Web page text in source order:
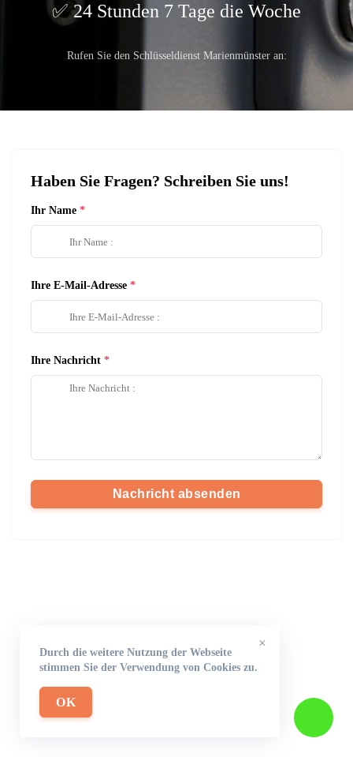
24 Stunden 7 Tage die Woche
Rufen Sie den Schlüsseldienst Marienmünster an:
Haben Sie Fragen? Schreiben Sie uns!
Ihr Name
Ihre E-Mail-Adresse
Ihre Nachricht
Nachricht absenden
×
Durch die weitere Nutzung der Webseite
stimmen Sie der Verwendung von Cookies zu.
OK